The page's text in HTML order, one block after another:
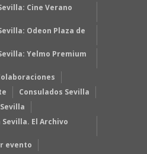
Cine Verano
Odeon Plaza de
Yelmo Premium
Consulados Sevilla
El Archivo
evento